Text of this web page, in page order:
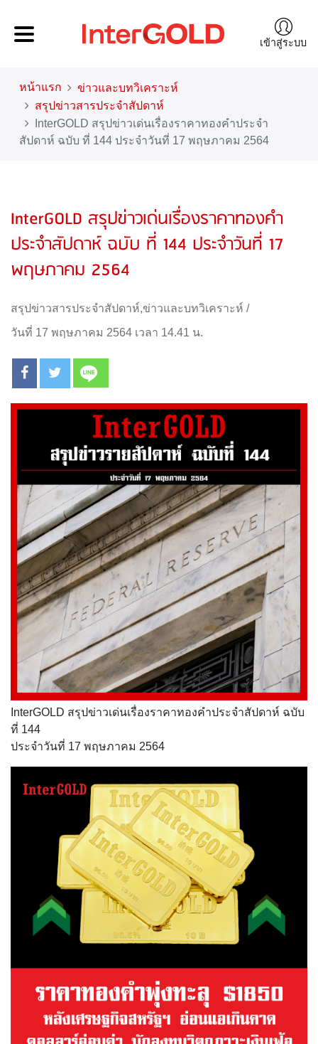
เข้าสู่ระบบ
หน้าแรก
ข่าวและบทวิเคราะห์
สรุปข่าวสารประจำสัปดาห์
InterGOLD สรุปข่าวเด่นเรื่องราคาทองคำประจำ
สัปดาห์ ฉบับ ที่ 144 ประจำวันที่ 17 พฤษภาคม 2564
InterGOLD สรุปข่าวเด่นเรื่องราคาทองคำ
ประจำสัปดาห์ ฉบับ ที่ 144 ประจำวันที่ 17
พฤษภาคม 2564
สรุปข่าวสารประจำสัปดาห์,ข่าวและบทวิเคราะห์ /
วันที่ 17 พฤษภาคม 2564 เวลา 14.41 น.
InterGOLD สรุปข่าวเด่นเรื่องราคาทองคำประจำสัปดาห์ ฉบับ
ที่ 144
ประจำวันที่ 17 พฤษภาคม 2564